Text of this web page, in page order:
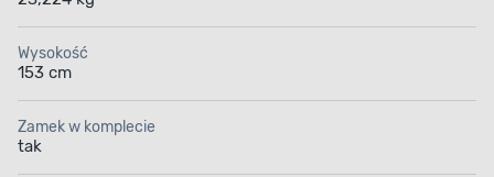
Wysokość
153 cm
Zamek w komplecie
tak